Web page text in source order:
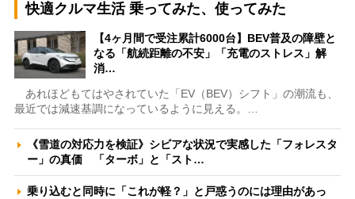
快適クルマ生活 乗ってみた、使ってみた
【4ヶ月間で受注累計6000台】BEV普及の障壁と
なる「航続距離の不安」「充電のストレス」解
消…
あれほどもてはやされていた「EV（BEV）シフト」の潮流も、
最近では減速基調になっているように見える。…
《雪道の対応力を検証》シビアな状況で実感した「フォレスタ
ー」の真価 「ターボ」と「スト…
乗り込むと同時に「これが軽？」と戸惑うのには理由があっ